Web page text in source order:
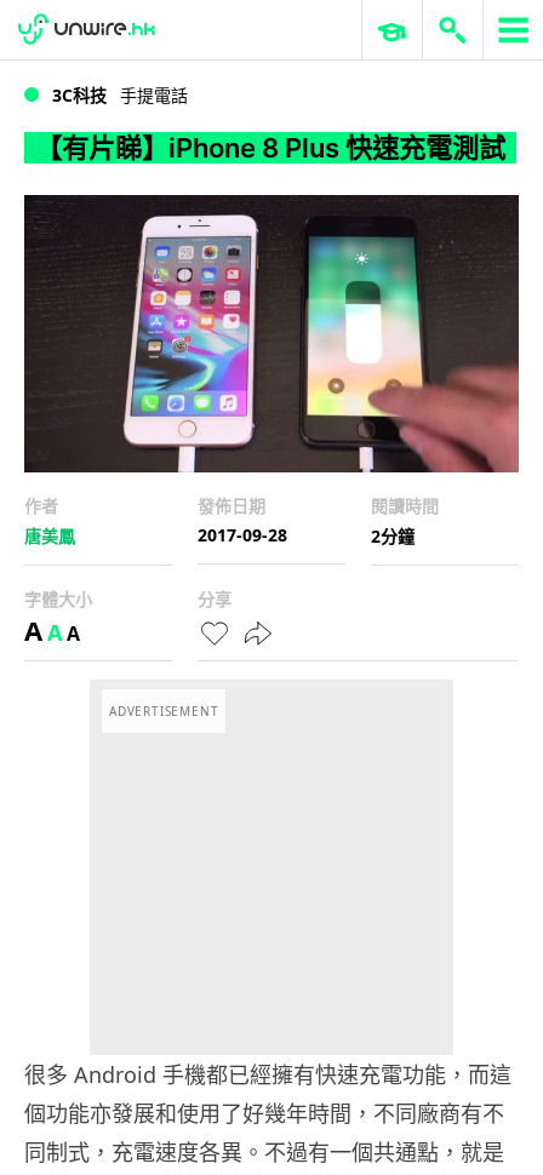
【有片睇】iPhone 8 Plus 快速充電測試
WWDC 2026 ERP 與商業 AI
3C科技 手提電話
【有片睇】iPhone 8 Plus 快速充電測試
作者
唐美鳳
發佈日期
2017-09-28
閱讀時間
2分鐘
字體大小
AAA
分享
ADVERTISEMENT
很多 Android 手機都已經擁有快速充電功能，而這
個功能亦發展和使用了好幾年時間，不同廠商有不
同制式，充電速度各異。不過有一個共通點，就是